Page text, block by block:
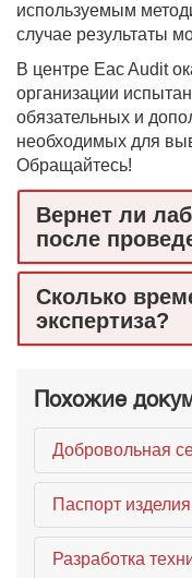
используемым
случае результаты
В центре Eac Audit
организации
обязательных и
необходимых для
Обращайтесь!
Вернет ли
после
Сколько
экспертиза?
Похожие
Добровольная
Паспорт изделия
Разработка